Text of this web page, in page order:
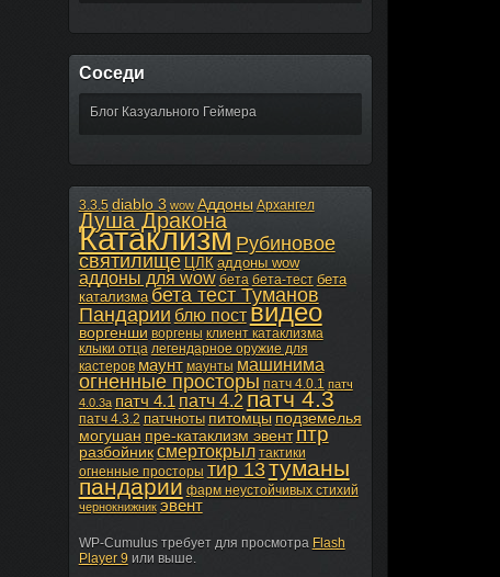
Соседи
Блог Казуального Геймера
3.3.5 diablo 3 wow Аддоны Архангел
Душа Дракона
Катаклизм Рубиновое
святилище ЦЛК аддоны wow
аддоны для wow бета бета-тест бета
катализма бета тест Туманов
Пандарии блю поствидео
воргенши воргены клиент катаклизма
клыки отца легендарное оружие для
кастеров маунт маунты машинима
огненные просторы патч 4.0.1 патч
4.0.3а патч 4.1 патч 4.2 патч 4.3
патч 4.3.2 патчноты питомцыподземелья
могушан пре-катаклизм эвент птр
разбойник смертокрыл тактики
огненные просторы тир 13туманы
пандарии фарм неустойчивых стихий
чернокнижник эвент
WP-Cumulus требует для просмотра Flash
Player 9 или выше.